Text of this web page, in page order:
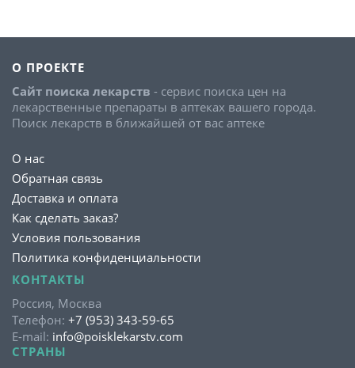
О ПРОЕКТЕ
Сайт поиска лекарств - сервис поиска цен на
лекарственные препараты в аптеках вашего города.
Поиск лекарств в ближайшей от вас аптеке
О нас
Обратная связь
Доставка и оплата
Как сделать заказ?
Условия пользования
Политика конфиденциальности
КОНТАКТЫ
Россия, Москва
Телефон: +7 (953) 343-59-65
E-mail: info@poisklekarstv.com
СТРАНЫ